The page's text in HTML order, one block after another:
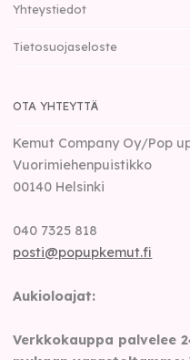
Yhteystiedot
Tietosuojaseloste
OTA YHTEYTTÄ
Kemut Company Oy/Pop
Vuorimiehenpuistikko
00140 Helsinki
040 7325 818
posti@popupkemut.fi
Aukioloajat:
Verkkokauppa palvelee